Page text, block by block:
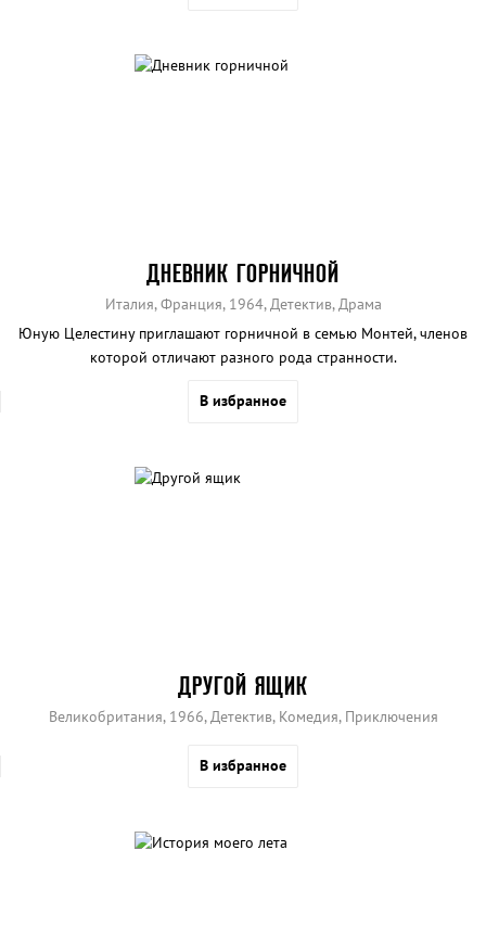
ДНЕВНИК ГОРНИЧНОЙ
Италия, Франция, 1964, Детектив, Драма
Юную Целестину приглашают горничной в семью Монтей, членов
которой отличают разного рода странности.
В избранное
ДРУГОЙ ЯЩИК
Великобритания, 1966, Детектив, Комедия, Приключения
В избранное